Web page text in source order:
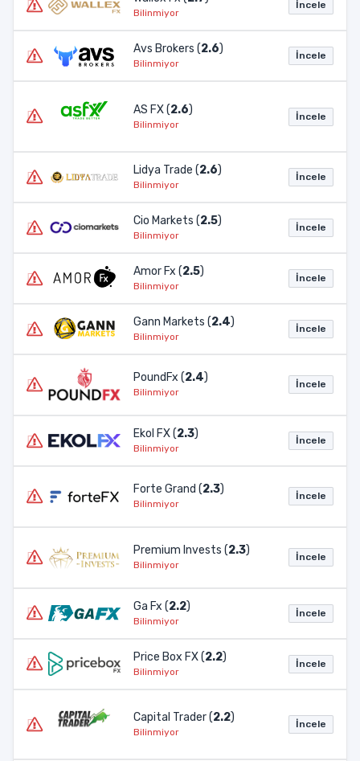
Bilinmiyor
İncele
Avs Brokers (2.6)
Bilinmiyor
İncele
AS FX (2.6)
Bilinmiyor
İncele
Lidya Trade (2.6)
Bilinmiyor
İncele
Cio Markets (2.5)
Bilinmiyor
İncele
Amor Fx (2.5)
Bilinmiyor
İncele
Gann Markets (2.4)
Bilinmiyor
İncele
PoundFx (2.4)
Bilinmiyor
İncele
Ekol FX (2.3)
Bilinmiyor
İncele
Forte Grand (2.3)
Bilinmiyor
İncele
Premium Invests (2.3)
Bilinmiyor
İncele
Ga Fx (2.2)
Bilinmiyor
İncele
Price Box FX (2.2)
Bilinmiyor
İncele
Capital Trader (2.2)
Bilinmiyor
İncele